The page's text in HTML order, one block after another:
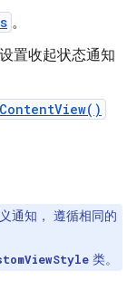
。
设置收起状态通知
通知， 遵循相同的
类。